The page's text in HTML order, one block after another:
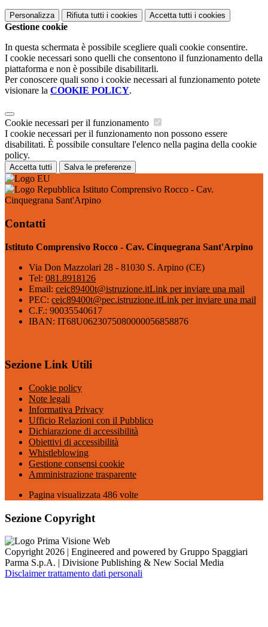
Personalizza Rifiuta tutti i cookies Accetta tutti i cookies
Gestione cookie
In questa schermata è possibile scegliere quali cookie consentire.
I cookie necessari sono quelli che consentono il funzionamento della
piattaforma e non è possibile disabilitarli.
Per conoscere quali sono i cookie necessari al funzionamento potete
visionare la COOKIE POLICY.
Cookie necessari per il funzionamento
I cookie necessari per il funzionamento non possono essere
disabilitati. È possibile consultare l'elenco nella pagina della cookie
policy.
Accetta tutti Salva le preferenze
Istituto Comprensivo Rocco - Cav.
Cinquegrana Sant'Arpino
Contatti
Istituto Comprensivo Rocco - Cav. Cinquegrana Sant'Arpino
Via Don Mazzolari 28 - 81030 S. Arpino (CE)
Tel: 081.8918126
Email: ceic89400t@istruzione.itLink per inviare una mail
PEC: ceic89400t@pec.istruzione.itLink per inviare una mail
C.F.: 90035540617
IBAN: IT68U0623075080000056858876
Sezione Link Utili
Cookie policy
Note legali
Informativa Privacy
Ufficio Relazioni con il Pubblico
Dichiarazione di accessibilità
Obiettivi di accessibilità
Whistleblowing
Gestione consensi cookie
Amministrazione trasparente
Pagina visualizzata 486 volte
Sezione Copyright
Copyright 2026 | Engineered and powered by Gruppo Spaggiari
Parma S.p.A. | Divisione Publishing & New Social Media
Disclaimer trattamento dati personali